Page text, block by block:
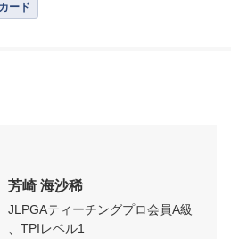
ード
芳崎 海沙稀
JLPGAティーチングプロ会員A級
、TPIレベル1